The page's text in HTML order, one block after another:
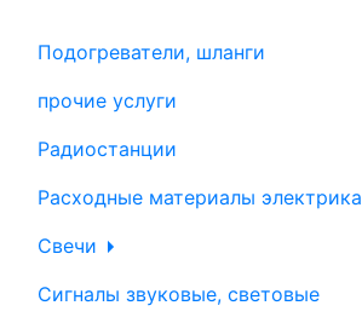
Подогреватели, шланги
прочие услуги
Радиостанции
Расходные материалы электрика
Свечи
Сигналы звуковые, световые